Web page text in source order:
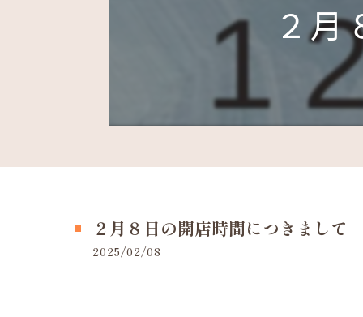
２
２月８日の開店時間につきまして
2025/02/08